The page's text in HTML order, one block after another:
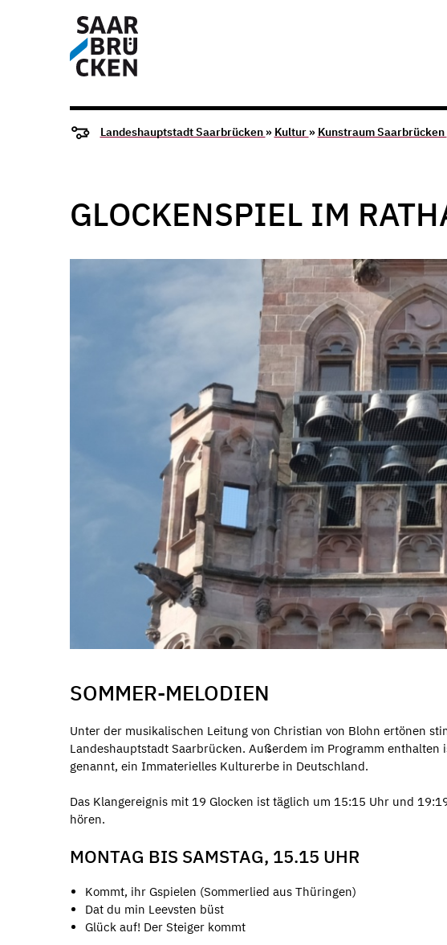
Landeshauptstadt Saarbrücken » Kultur » Kunstraum Saarbrücken
GLOCKENSPIEL IM
SOMMER-MELODIEN
Unter der musikalischen Leitung von Christian von Blohn ertönen
Landeshauptstadt Saarbrücken. Außerdem im Programm
genannt, ein Immaterielles Kulturerbe in Deutschland.
Das Klangereignis mit 19 Glocken ist täglich um 15:15 Uhr und
hören.
MONTAG BIS SAMSTAG, 15.15 UHR
Kommt, ihr Gspielen (Sommerlied aus Thüringen)
Dat du min Leevsten büst
Glück auf! Der Steiger kommt